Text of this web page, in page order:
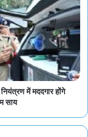
में मददगार होंगे
साय